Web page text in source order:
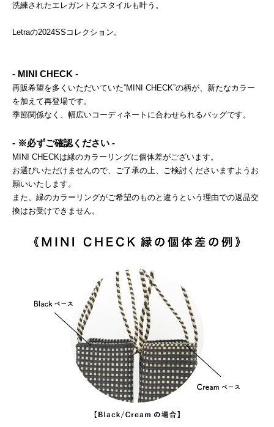
洗練されたエレガントなスタイルも叶う。
Letraの2024SSコレクション。
- MINI CHECK -
再販希望を多くいただいていた”MINI CHECK”の柄が、新たなカラー
を加えて再登場です。
季節関係なく、幅広いコーディネートに合わせられるバッグです。
- ※必ずご確認ください -
MINI CHECKは縁のカラーリングに個体差がございます。
お選びいただけませんので、ご了承の上、ご検討くださいますようお
願いいたします。
また、縁のカラーリングがご希望のものと違うという理由での返品交
換はお受けできません。